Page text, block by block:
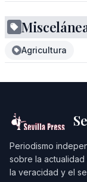
Agricultura
Periodismo
sobre la
la veracidad y el